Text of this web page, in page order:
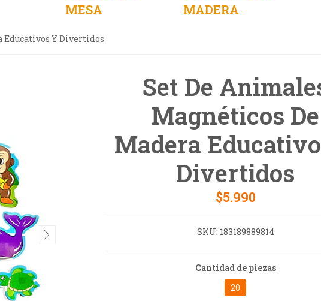
MESA
MADERA
Educativos Y Divertidos
Set De
Magnéticos De
Madera
Divertidos
$5.990
SKU: 183189889814
Cantidad de piezas
20